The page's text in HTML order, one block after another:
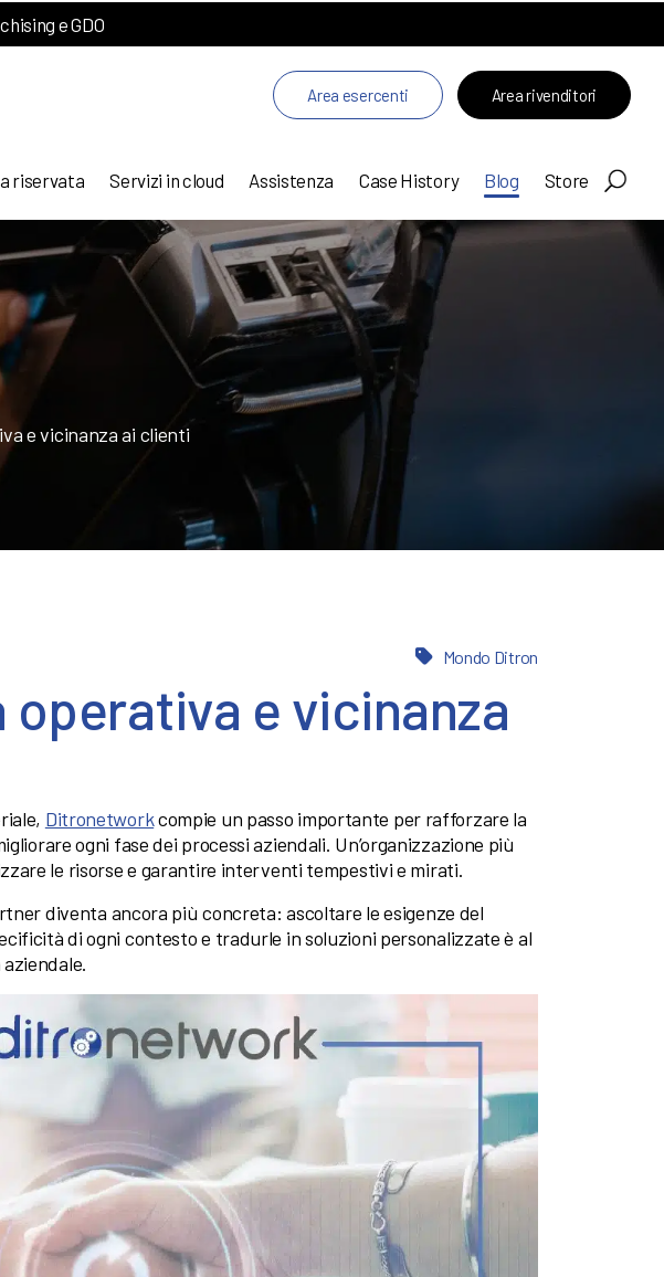
e GDO
Area esercenti Area rivenditori
riservata Servizi in cloud Assistenza Case History Blog Store
e vicinanza ai clienti
Mondo Ditron
e vicinanza
Ditronetworkcompie un passo importante per rafforzare la
ogni fase dei processi aziendali. Un’organizzazione più
le risorse e garantire interventi tempestivi e mirati.
diventa ancora più concreta: ascoltare le esigenze del
di ogni contesto e tradurle in soluzioni personalizzate è al